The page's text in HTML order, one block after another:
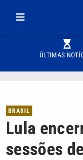
ÚLTIMAS
BRASIL
Lula
sessões